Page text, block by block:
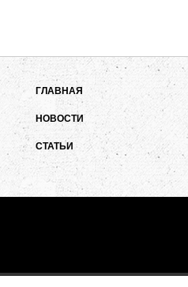
ГЛАВНАЯ
НОВОСТИ
СТАТЬИ